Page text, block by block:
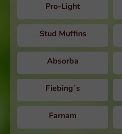
Pro-Light
Stud Muffins
Absorba
Fiebing´s
Farnam